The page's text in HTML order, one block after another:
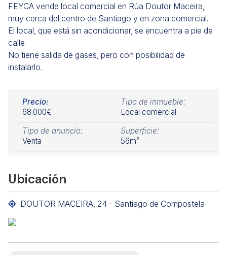
FEYCA vende local comercial en Rúa Doutor Maceira,
muy cerca del centro de Santiago y en zona comercial.
El local, que está sin acondicionar, se encuentra a pie de
calle
No tiene salida de gases, pero con posibilidad de
instalarlo.
Precio:
68.000€
Tipo de inmueble:
Local comercial
Tipo de anuncio:
Venta
Superficie:
56m²
Ubicación
DOUTOR MACEIRA, 24 - Santiago de Compostela